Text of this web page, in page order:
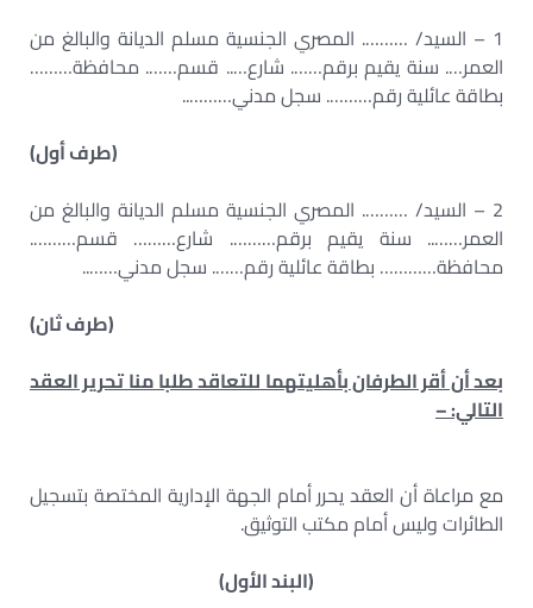
1 – السيد/ ………. المصري الجنسية مسلم الديانة والبالغ من
العمر…. سنة يقيم برقم……. شارع….. قسم……. محافظة………
بطاقة عائلية رقم………. سجل مدني………..
(طرف أول)
2 – السيد/ ………. المصري الجنسية مسلم الديانة والبالغ من
العمر…….. سنة يقيم برقم………. شارع……… قسم……….
محافظة………… بطاقة عائلية رقم……. سجل مدني……..
(طرف ثان)
بعد أن أقر الطرفان بأهليتهما للتعاقد طلبا منا تحرير العقد
التالي: –
مع مراعاة أن العقد يحرر أمام الجهة الإدارية المختصة بتسجيل
الطائرات وليس أمام مكتب التوثيق.
(البند الأول)